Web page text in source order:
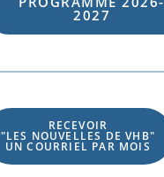
2027
RECEVOIR
"LES NOUVELLES DE VHB"
UN COURRIEL PAR MOIS